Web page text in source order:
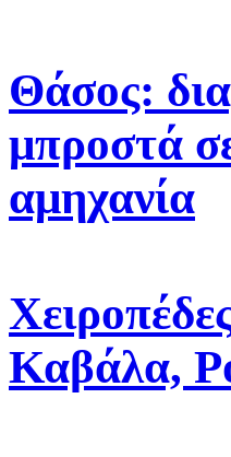
Θάσος:
μπροστά
αμηχανία
Καβάλα,